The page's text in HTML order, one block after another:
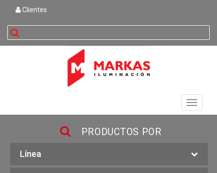
Clientes
buscar
Toggle
PRODUCTOS POR
Línea